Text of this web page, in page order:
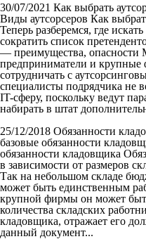
30/07/2021 Как выбрать
Виды аутсорсеров Как
Теперь разберемся, где
сократить список
— преимущества, опасности
предприниматели и
сотрудничать с
специалисты подрядчика не
IT-сферу, поскольку ведут
набирать в штат
25/12/2018 Обязанности
базовые обязанности
обязанности кладовщика
в зависимости от размеров
Так на небольшом складе
может быть единственным
крупной фирмы он может
количества складских
кладовщика, отражает его
данный документ...